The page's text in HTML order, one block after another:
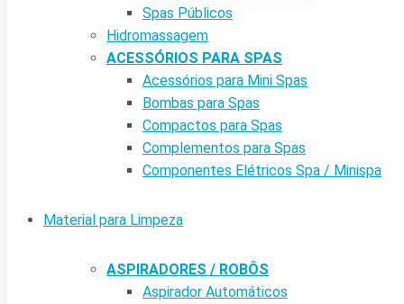
Spas Públicos
Hidromassagem
ACESSÓRIOS PARA SPAS
Acessórios para Mini Spas
Bombas para Spas
Compactos para Spas
Complementos para Spas
Componentes Elétricos Spa / Minispa
Material para Limpeza
ASPIRADORES / ROBÔS
Aspirador Automáticos